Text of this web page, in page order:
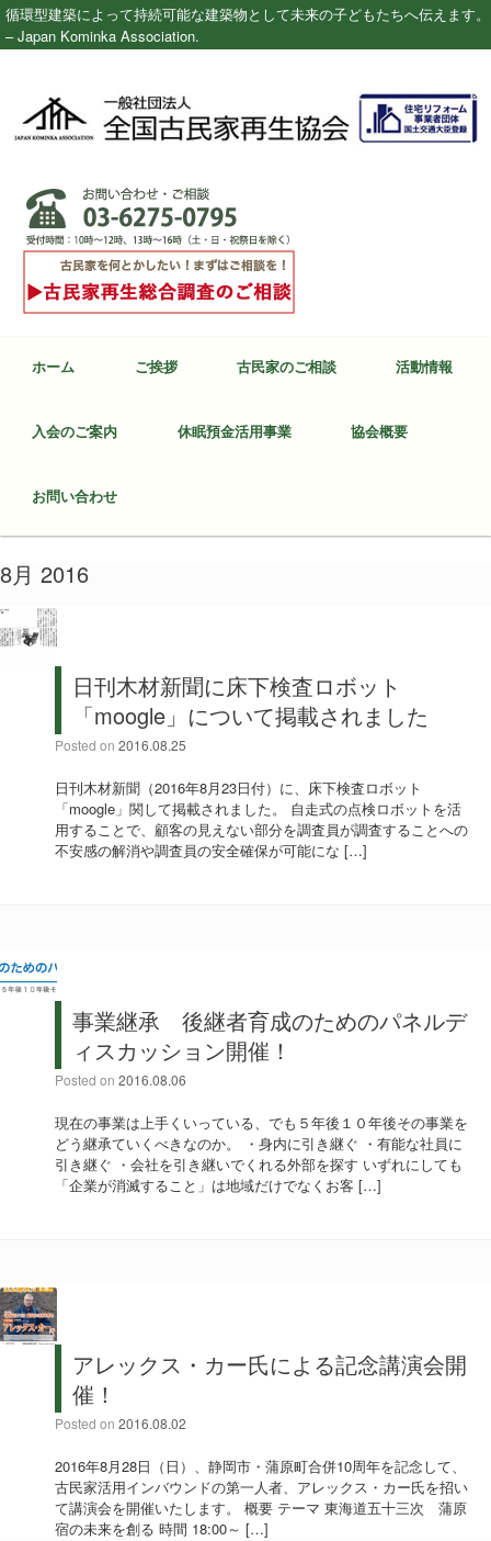
循環型建築によって持続可能な建築物として未来の子どもたちへ伝えます。
– Japan Kominka Association.
ホーム ご挨拶 古民家のご相談 活動情報
入会のご案内 休眠預金活用事業 協会概要
お問い合わせ
8月 2016
日刊木材新聞に床下検査ロボット
「moogle」について掲載されました
Posted on 2016.08.25
日刊木材新聞（2016年8月23日付）に、床下検査ロボット
「moogle」関して掲載されました。 自走式の点検ロボットを活
用することで、顧客の見えない部分を調査員が調査することへの
不安感の解消や調査員の安全確保が可能にな […]
事業継承 後継者育成のためのパネルデ
ィスカッション開催！
Posted on 2016.08.06
現在の事業は上手くいっている、でも５年後１０年後その事業を
どう継承ていくべきなのか。 ・身内に引き継ぐ ・有能な社員に
引き継ぐ ・会社を引き継いでくれる外部を探す いずれにしても
「企業が消滅すること」は地域だけでなくお客 […]
アレックス・カー氏による記念講演会開
催！
Posted on 2016.08.02
2016年8月28日（日）、静岡市・蒲原町合併10周年を記念して、
古民家活用インバウンドの第一人者、アレックス・カー氏を招い
て講演会を開催いたします。 概要 テーマ 東海道五十三次 蒲原
宿の未来を創る 時間 18:00～ […]